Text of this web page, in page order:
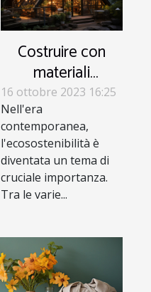
Costruire con
materiali
recuperati: una
nuova tendenza
16 ottobre 2023 16:25
Nell'era
contemporanea,
l'ecosostenibilità è
diventata un tema di
cruciale importanza.
Tra le varie...